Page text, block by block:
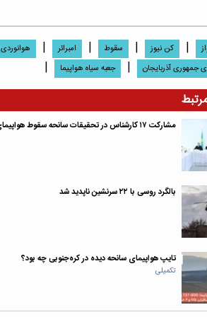
| کن نیوز | سقوط | امبرائر | هوانوردى
جمهوری آذربایجان | جعبه سیاه هواپیما
|
مشارکت ۱۷ کارشناس در تحقیقات سانحه سقوط هواپیمای باکو
بالگرد روسی با ۲۲ سرنشین ناپدید شد
تایپ هواپیمای سانحه دیده در کره‌جنوبی چه بود؟
تکمیلی